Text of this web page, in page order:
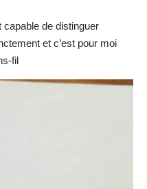
de distinguer
et c’est pour moi
fil